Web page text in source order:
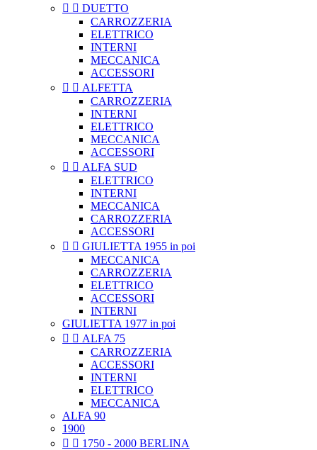
  DUETTO
CARROZZERIA
ELETTRICO
INTERNI
MECCANICA
ACCESSORI
  ALFETTA
CARROZZERIA
INTERNI
ELETTRICO
MECCANICA
ACCESSORI
  ALFA SUD
ELETTRICO
INTERNI
MECCANICA
CARROZZERIA
ACCESSORI
  GIULIETTA 1955 in poi
MECCANICA
CARROZZERIA
ELETTRICO
ACCESSORI
INTERNI
GIULIETTA 1977 in poi
  ALFA 75
CARROZZERIA
ACCESSORI
INTERNI
ELETTRICO
MECCANICA
ALFA 90
1900
  1750 - 2000 BERLINA